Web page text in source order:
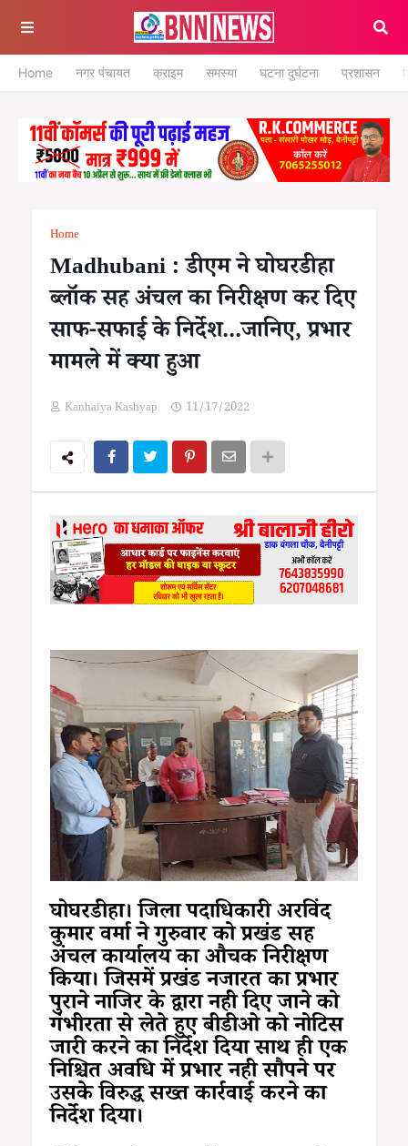
Home नगर पंचायत क्राइम समस्या घटना दुर्घटना प्रशासन
Home
Madhubani : डीएम ने घोघरडीहा
ब्लॉक सह अंचल का निरीक्षण कर दिए
साफ-सफाई के निर्देश...जानिए, प्रभार
मामले में क्या हुआ
Kanhaiya Kashyap 11/17/2022
घोघरडीहा। जिला पदाधिकारी अरविंद
कुमार वर्मा ने गुरुवार को प्रखंड सह
अंचल कार्यालय का औचक निरीक्षण
किया। जिसमें प्रखंड नजारत का प्रभार
पुराने नाजिर के द्वारा नही दिए जाने को
गंभीरता से लेते हुए बीडीओ को नोटिस
जारी करने का निर्देश दिया साथ ही एक
निश्चित अवधि में प्रभार नही सौपने पर
उसके विरुद्ध सख्त कार्रवाई करने का
निर्देश दिया।